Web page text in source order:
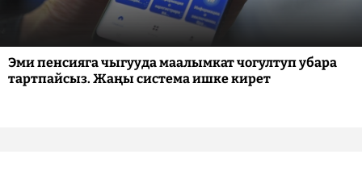
Эми пенсияга чыгууда маалымкат чогултуп убара
тартпайсыз. Жаңы система ишке кирет